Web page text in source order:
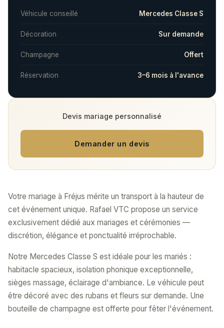
Votre mariage à Fréjus mérite un transport à la hauteur de
cet événement unique. Rafael VTC propose un service
exclusivement dédié aux mariages et cérémonies —
discrétion, élégance et ponctualité irréprochable.
Notre Mercedes Classe S est idéale pour les mariés :
habitacle spacieux, isolation phonique exceptionnelle,
sièges massage, éclairage d'ambiance. Le véhicule peut
être décoré avec des rubans et fleurs sur demande. Une
bouteille de champagne est offerte pour fêter l'événement.
Véhicule conseillé Mercedes Classe S
Décoration Sur demande
Champagne Offert
Réservation 3–6 mois à l'avance
Devis mariage personnalisé
Demander un devis